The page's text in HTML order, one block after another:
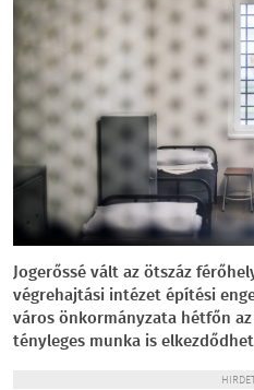
Jogerőssé vált az ötszáz
végrehajtási intézet építési
város önkormányzata hétfőn
tényleges munka is